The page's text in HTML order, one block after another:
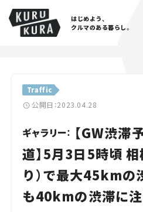
はじめよう、
クルマのある暮らし。
Traffic
公開日：2023.04.28
ギャラリー： 【GW渋滞
道】5月3日5時頃
り）で最大45kmの
も40kmの渋滞に注
Cars
Lifestyle
Traffic
Special